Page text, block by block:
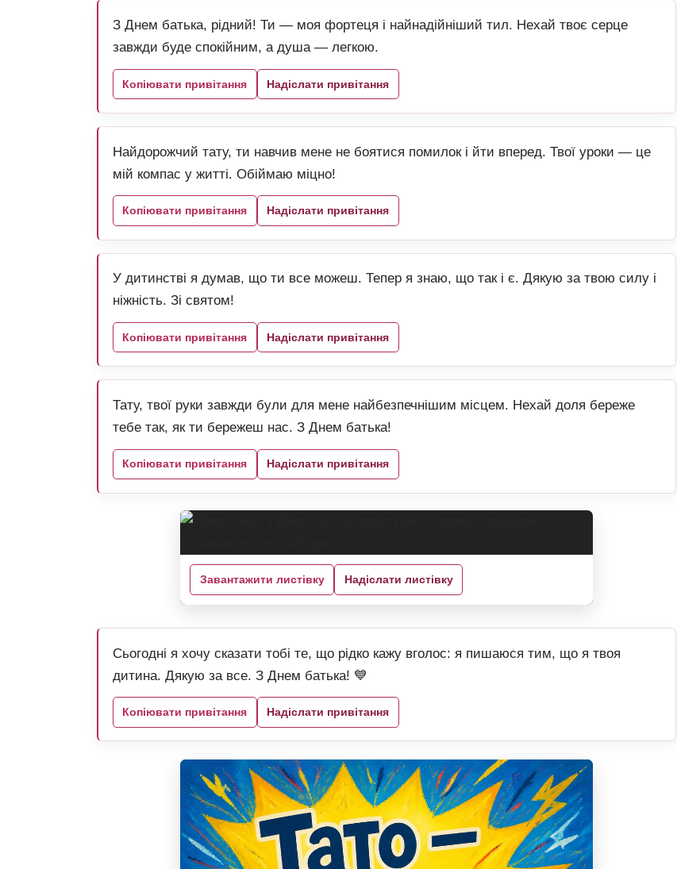
З Днем батька, рідний! Ти — моя фортеця і найнадійніший тил. Нехай твоє серце
завжди буде спокійним, а душа — легкою.
Копіювати привітання Надіслати привітання
Найдорожчий тату, ти навчив мене не боятися помилок і йти вперед. Твої уроки — це
мій компас у житті. Обіймаю міцно!
Копіювати привітання Надіслати привітання
У дитинстві я думав, що ти все можеш. Тепер я знаю, що так і є. Дякую за твою силу і
ніжність. Зі святом!
Копіювати привітання Надіслати привітання
Тату, твої руки завжди були для мене найбезпечнішим місцем. Нехай доля береже
тебе так, як ти бережеш нас. З Днем батька!
Копіювати привітання Надіслати привітання
Завантажити листівку Надіслати листівку
Сьогодні я хочу сказати тобі те, що рідко кажу вголос: я пишаюся тим, що я твоя
дитина. Дякую за все. З Днем батька! 💙
Копіювати привітання Надіслати привітання